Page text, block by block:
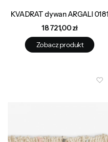
KVADRAT dywan ARGALI 0181
Cena
18 721,00 zł
Zobacz produkt